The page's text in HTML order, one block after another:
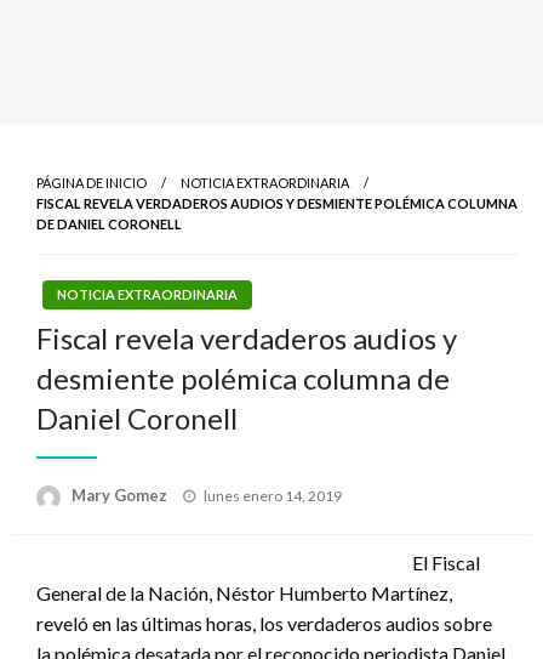
PÁGINA DE INICIO
NOTICIA EXTRAORDINARIA
FISCAL REVELA VERDADEROS AUDIOS Y DESMIENTE POLÉMICA COLUMNA
DE DANIEL CORONELL
NOTICIA EXTRAORDINARIA
Fiscal revela verdaderos audios y
desmiente polémica columna de
Daniel Coronell
Mary Gomez
Publicado
lunes enero 14, 2019
El Fiscal
General de la Nación, Néstor Humberto Martínez,
reveló en las últimas horas, los verdaderos audios sobre
la polémica desatada por el reconocido periodista Daniel